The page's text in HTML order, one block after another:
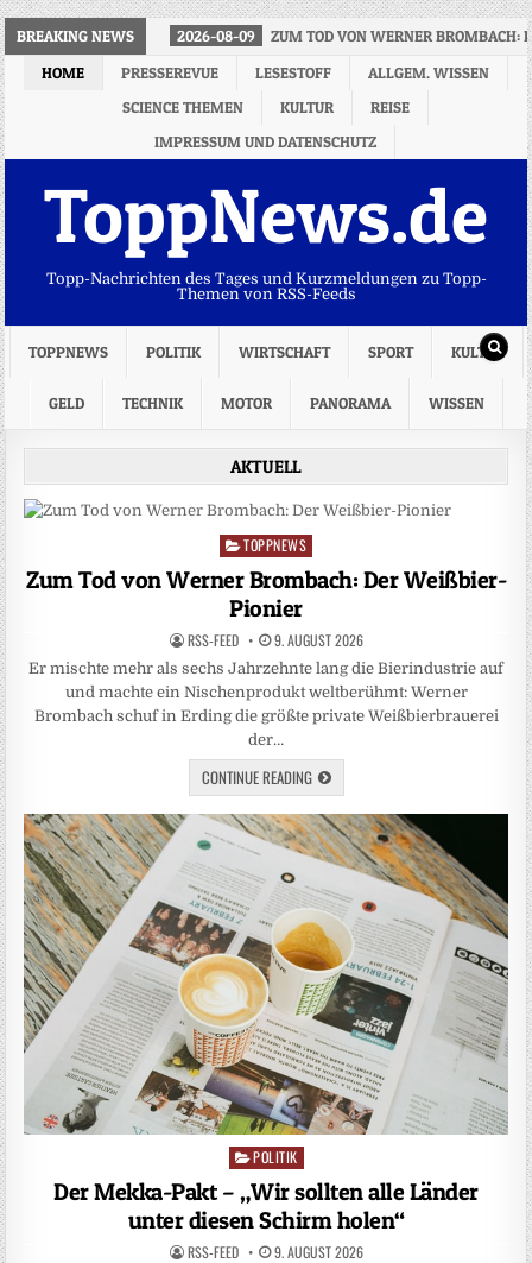
BREAKING NEWS 2026-08-09
ZUM TOD VON WERNER BROMBACH:
HOME
PRESSEREVUE LESESTOFF
ALLGEM. WISSEN
SCIENCE THEMEN
KULTUR
REISE
IMPRESSUM UND DATENSCHUTZ
ToppNews.de
Topp-Nachrichten des Tages und Kurzmeldungen zu Topp-
Themen von RSS-Feeds
TOPPNEWS POLITIK WIRTSCHAFT SPORT KULTUR
GELD TECHNIK MOTOR PANORAMA WISSEN
AKTUELL
Posted
TOPPNEWS
Zum Tod von Werner Brombach: Der Weißbier-
Pionier
RSS-FEED 9. AUGUST 2026
Er mischte mehr als sechs Jahrzehnte lang die Bierindustrie auf
und machte ein Nischenprodukt weltberühmt: Werner
Brombach schuf in Erding die größte private Weißbierbrauerei
der…
CONTINUE READING
Posted
POLITIK
Der Mekka-Pakt – „Wir sollten alle Länder
unter diesen Schirm holen“
RSS-FEED 9. AUGUST 2026